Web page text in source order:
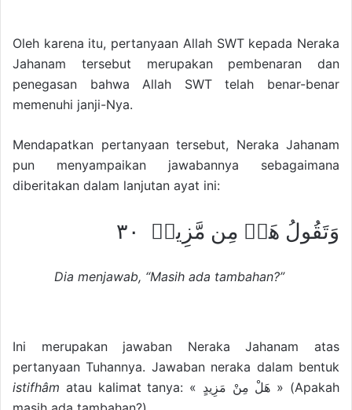
Oleh karena itu, pertanyaan Allah SWT kepada Neraka
Jahanam tersebut merupakan pembenaran dan
penegasan bahwa Allah SWT telah benar-benar
memenuhi janji-Nya.
Mendapatkan pertanyaan tersebut, Neraka Jahanam
pun menyampaikan jawabannya sebagaimana
diberitakan dalam lanjutan ayat ini:
وَتَقُولُ هَلۡ مِن مَّزِيدٖ ٣٠
Dia menjawab, “Masih ada tambahan?”
Ini merupakan jawaban Neraka Jahanam atas
pertanyaan Tuhannya. Jawaban neraka dalam bentuk
istifhâm atau kalimat tanya: « هَلْ مِنْ مَزِيدٍ » (Apakah